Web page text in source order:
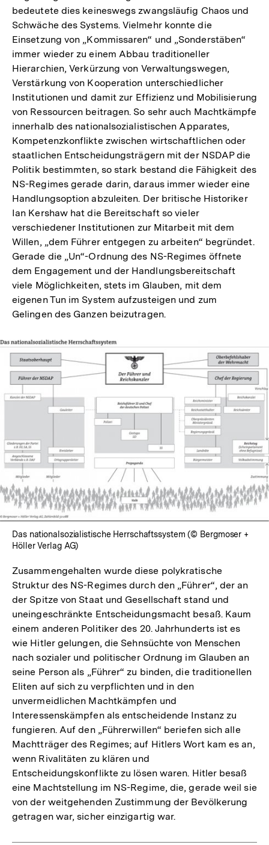
bedeutete dies keineswegs zwangsläufig Chaos und
Schwäche des Systems. Vielmehr konnte die
Einsetzung von „Kommissaren“ und „Sonderstäben“
immer wieder zu einem Abbau traditioneller
Hierarchien, Verkürzung von Verwaltungswegen,
Verstärkung von Kooperation unterschiedlicher
Institutionen und damit zur Effizienz und Mobilisierung
von Ressourcen beitragen. So sehr auch Machtkämpfe
innerhalb des nationalsozialistischen Apparates,
Kompetenzkonflikte zwischen wirtschaftlichen oder
staatlichen Entscheidungsträgern mit der NSDAP die
Politik bestimmten, so stark bestand die Fähigkeit des
NS-Regimes gerade darin, daraus immer wieder eine
Handlungsoption abzuleiten. Der britische Historiker
Ian Kershaw hat die Bereitschaft so vieler
verschiedener Institutionen zur Mitarbeit mit dem
Willen, „dem Führer entgegen zu arbeiten“ begründet.
Gerade die „Un“-Ordnung des NS-Regimes öffnete
dem Engagement und der Handlungsbereitschaft
viele Möglichkeiten, stets im Glauben, mit dem
eigenen Tun im System aufzusteigen und zum
Gelingen des Ganzen beizutragen.
In
Lightbox
öffnen
Das nationalsozialistische Herrschaftssystem (© Bergmoser +
Höller Verlag AG)
Zusammengehalten wurde diese polykratische
Struktur des NS-Regimes durch den „Führer“, der an
der Spitze von Staat und Gesellschaft stand und
uneingeschränkte Entscheidungsmacht besaß. Kaum
einem anderen Politiker des 20. Jahrhunderts ist es
wie Hitler gelungen, die Sehnsüchte von Menschen
nach sozialer und politischer Ordnung im Glauben an
seine Person als „Führer“ zu binden, die traditionellen
Eliten auf sich zu verpflichten und in den
unvermeidlichen Machtkämpfen und
Interessenskämpfen als entscheidende Instanz zu
fungieren. Auf den „Führerwillen“ beriefen sich alle
Machtträger des Regimes; auf Hitlers Wort kam es an,
wenn Rivalitäten zu klären und
Entscheidungskonflikte zu lösen waren. Hitler besaß
eine Machtstellung im NS-Regime, die, gerade weil sie
von der weitgehenden Zustimmung der Bevölkerung
getragen war, sicher einzigartig war.